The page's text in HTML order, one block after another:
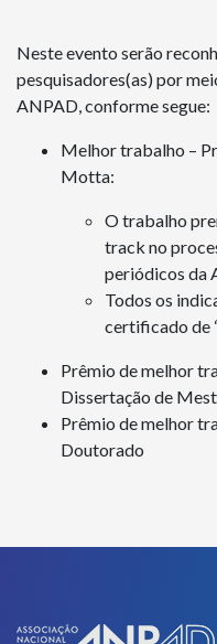
Neste evento serão
pesquisadores(as) por
ANPAD, conforme segue:
Melhor trabalho –
Motta:
O trabalho
track no
periódicos da
Todos os
certificado de
Prêmio de melhor
Dissertação de
Prêmio de melhor
Doutorado